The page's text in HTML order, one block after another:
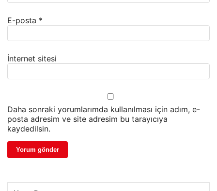
E-posta *
İnternet sitesi
Daha sonraki yorumlarımda kullanılması için adım, e-
posta adresim ve site adresim bu tarayıcıya
kaydedilsin.